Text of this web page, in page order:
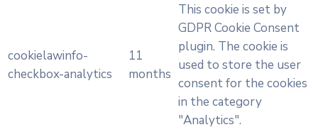
cookielawinfo-
checkbox-analytics
11
months
This cookie is set by
GDPR Cookie Consent
plugin. The cookie is
used to store the user
consent for the cookies
in the category
"Analytics".